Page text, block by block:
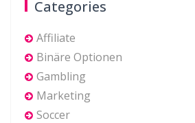
Categories
Affiliate
Binäre Optionen
Gambling
Marketing
Soccer